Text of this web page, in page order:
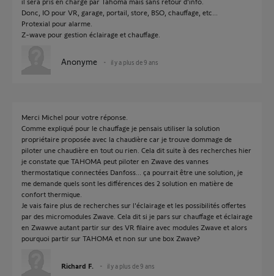
Donc, IO pour VR, garage, portail, store, BSO, chauffage, etc...
Protexial pour alarme.
Z-wave pour gestion éclairage et chauffage.
Anonyme il y a plus de 9 ans
Merci Michel pour votre réponse.
Comme expliqué pour le chauffage je pensais utiliser la solution
propriétaire proposée avec la chaudière car je trouve dommage de
piloter une chaudière en tout ou rien. Cela dit suite à des recherches hier
je constate que TAHOMA peut piloter en Zwave des vannes
thermostatique connectées Danfoss... ça pourrait être une solution, je
me demande quels sont les différences des 2 solution en matière de
confort thermique.
Je vais faire plus de recherches sur l'éclairage et les possibilités offertes
par des micromodules Zwave. Cela dit si je pars sur chauffage et éclairage
en Zwawve autant partir sur des VR filaire avec modules Zwave et alors
pourquoi partir sur TAHOMA et non sur une box Zwave?
Richard F. il y a plus de 9 ans